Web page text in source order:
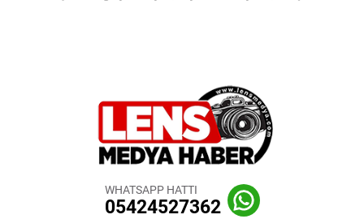
WHATSAPP HATTI
05424527362